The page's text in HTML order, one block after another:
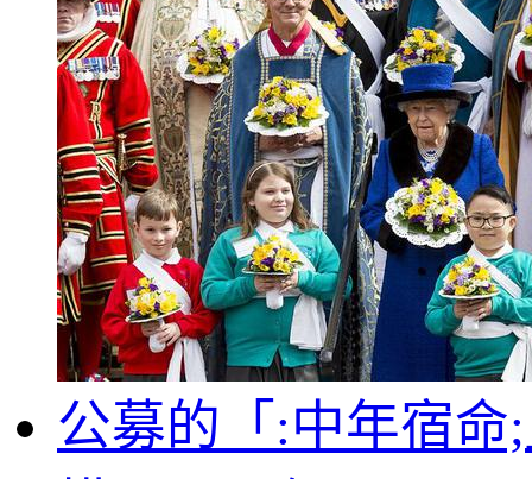
公募的「:中年宿